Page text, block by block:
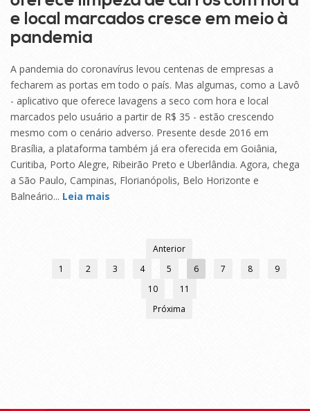
e local marcados cresce em meio à
pandemia
A pandemia do coronavírus levou centenas de empresas a
fecharem as portas em todo o país. Mas algumas, como a Lavô
- aplicativo que oferece lavagens a seco com hora e local
marcados pelo usuário a partir de R$ 35 - estão crescendo
mesmo com o cenário adverso. Presente desde 2016 em
Brasília, a plataforma também já era oferecida em Goiânia,
Curitiba, Porto Alegre, Ribeirão Preto e Uberlândia. Agora, chega
a São Paulo, Campinas, Florianópolis, Belo Horizonte e
Balneário... Leia mais
Anterior
1
2 3 4 5 6 7 8
9
10
11
Próxima